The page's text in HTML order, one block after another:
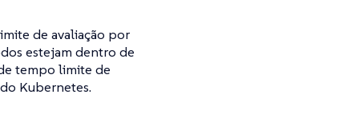
de avaliação por
estejam dentro de
tempo limite de
Kubernetes.